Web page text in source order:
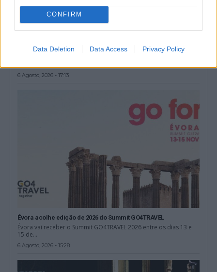
CONFIRM
Data Deletion Data Access Privacy Policy
deles grave
6 Agosto, 2026 - 17:13
Évora acolhe edição de 2026 do Summit GO4TRAVEL
Évora vai receber o Summit GO4TRAVEL 2026 entre os dias 13 e
15 de...
6 Agosto, 2026 - 15:28